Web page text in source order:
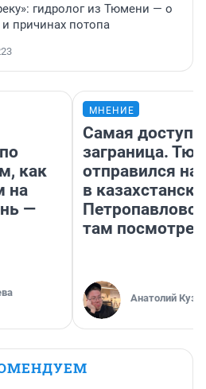
гидролог из Тюмени — о
причинах потопа
как
на
—
МНЕНИЕ
Самая
заграница.
отправился
в
там
Анатолий